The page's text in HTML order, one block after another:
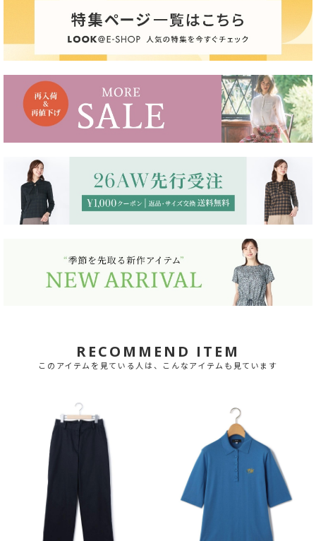
RECOMMEND ITEM
このアイテムを見ている人は、こんなアイテムも見ています